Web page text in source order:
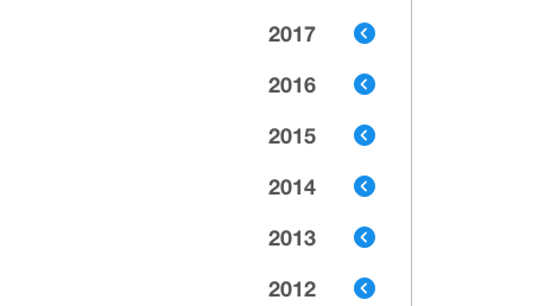
2017
2016
2015
2014
2013
2012